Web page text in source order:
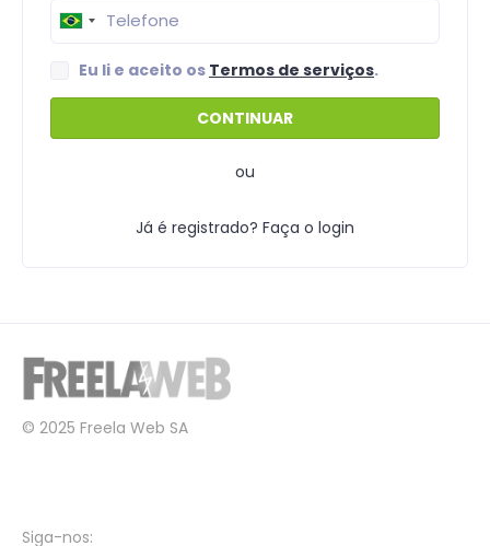
Eu li e aceito os Termos de serviços.
ou
Já é registrado? Faça o login
© 2025 Freela Web SA
Siga-nos: